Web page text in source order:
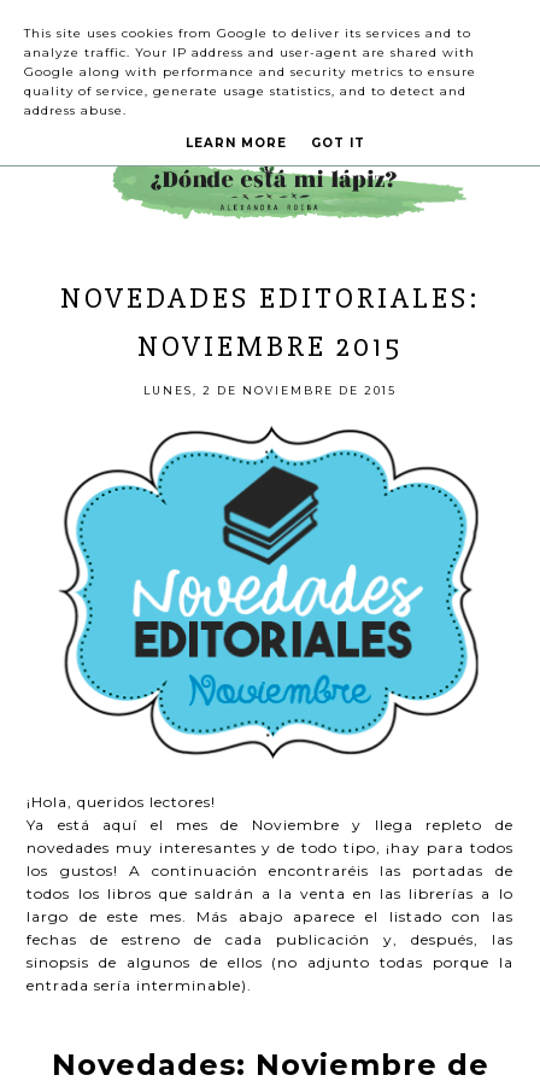
NOVEDADES EDITORIALES:
NOVIEMBRE 2015
LUNES, 2 DE NOVIEMBRE DE 2015
¡Hola, queridos lectores!
Ya está aquí el mes de Noviembre y llega repleto de
novedades muy interesantes y de todo tipo, ¡hay para todos
los gustos! A continuación encontraréis las portadas de
todos los libros que saldrán a la venta en las librerías a lo
largo de este mes. Más abajo aparece el listado con las
fechas de estreno de cada publicación y, después, las
sinopsis de algunos de ellos (no adjunto todas porque la
entrada sería interminable).
Novedades: Noviembre de
This site uses cookies from Google to deliver its services and to
analyze traffic. Your IP address and user-agent are shared with
Google along with performance and security metrics to ensure
quality of service, generate usage statistics, and to detect and
address abuse.
LEARN MORE GOT IT